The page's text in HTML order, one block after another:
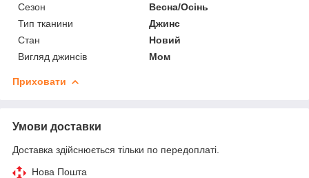
Сезон
Весна/Осінь
Тип тканини
Джинс
Стан
Новий
Вигляд джинсів
Мом
Приховати
Умови доставки
Доставка здійснюється тільки по передоплаті.
Нова Пошта